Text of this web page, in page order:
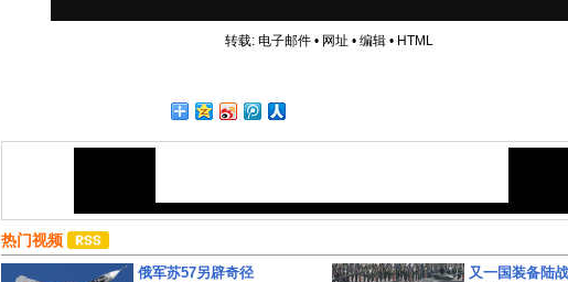
转载: 电子邮件• 网址 • 编辑• HTML
热门视频
俄军苏57另辟奇径 又一国装备陆